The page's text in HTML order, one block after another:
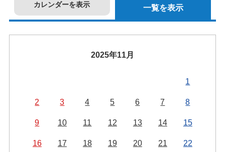
カレンダーを表示 一覧を表示
2025年11月
1
2 3 4 5 6 7 8
9 10 11 12 13 14 15
16 17 18 19 20 21 22